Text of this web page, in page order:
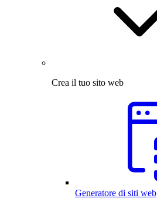
Crea il tuo sito web
Generatore di siti web